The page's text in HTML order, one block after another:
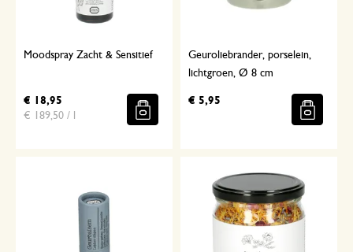
Moodspray Zacht & Sensitief
€ 18,95
€ 189,50 / l
Geuroliebrander, porselein,
lichtgroen, Ø 8 cm
€ 5,95